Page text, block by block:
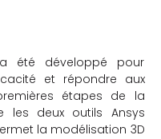
été développé pour
et répondre aux
étapes de la
les deux outils Ansys
la modélisation 3D